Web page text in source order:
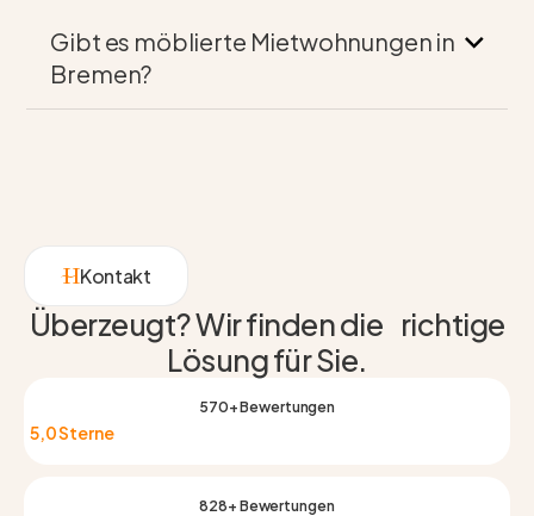
Gibt es möblierte Mietwohnungen in
Bremen?
Kontakt
Überzeugt? Wir finden die richtige
Lösung für Sie.
570+ Bewertungen
5,0 Sterne
828+ Bewertungen